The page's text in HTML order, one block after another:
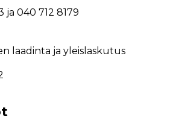
ja 040 712 8179
laadinta ja yleislaskutus